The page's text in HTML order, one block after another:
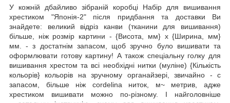
У кожній дбайливо зібраній коробці Набір для вишивання
хрестиком "Японія-2" після придбання та доставки Ви
знайдете: великий відріз канви (тканини для вишивання)
більше, ніж розмір картини - {Висота, мм} х {Ширина, мм}
мм. - з достатнім запасом, щоб зручно було вишивати та
оформлювати готову картину! А також спеціальну голку для
вишивання хрестом та всі необхідні нитки (муліне) {Кількість
кольорів} кольорів на зручному органайзері, звичайно - с
запасом, більше ніж cordelina ниток, м~ метрив, адже
хрестиком вишивати можно по-різному. І найголовніше